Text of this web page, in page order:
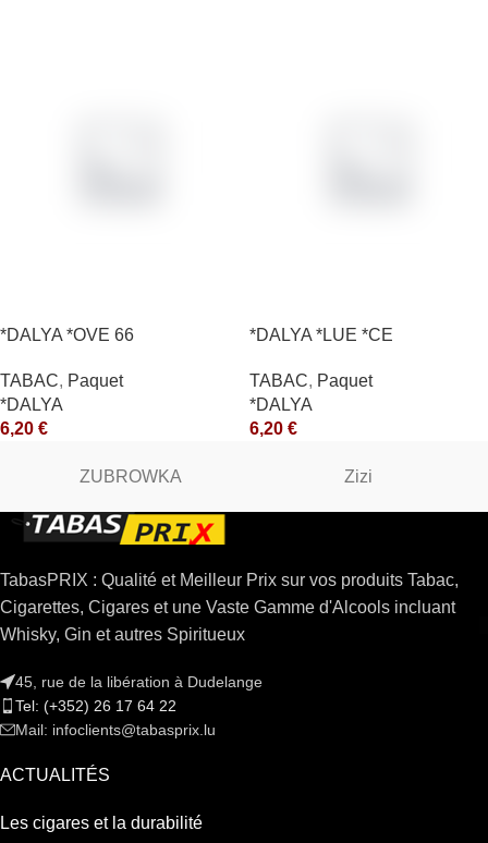
*DALYA *OVE 66
TABAC, Paquet
*DALYA
6,20 €
*DALYA *LUE *CE
TABAC, Paquet
*DALYA
6,20 €
ZUBROWKA Zizi
TabasPRIX : Qualité et Meilleur Prix sur vos produits Tabac,
Cigarettes, Cigares et une Vaste Gamme d'Alcools incluant
Whisky, Gin et autres Spiritueux
45, rue de la libération à Dudelange
Tel: (+352) 26 17 64 22
Mail: infoclients@tabasprix.lu
ACTUALITÉS
Les cigares et la durabilité